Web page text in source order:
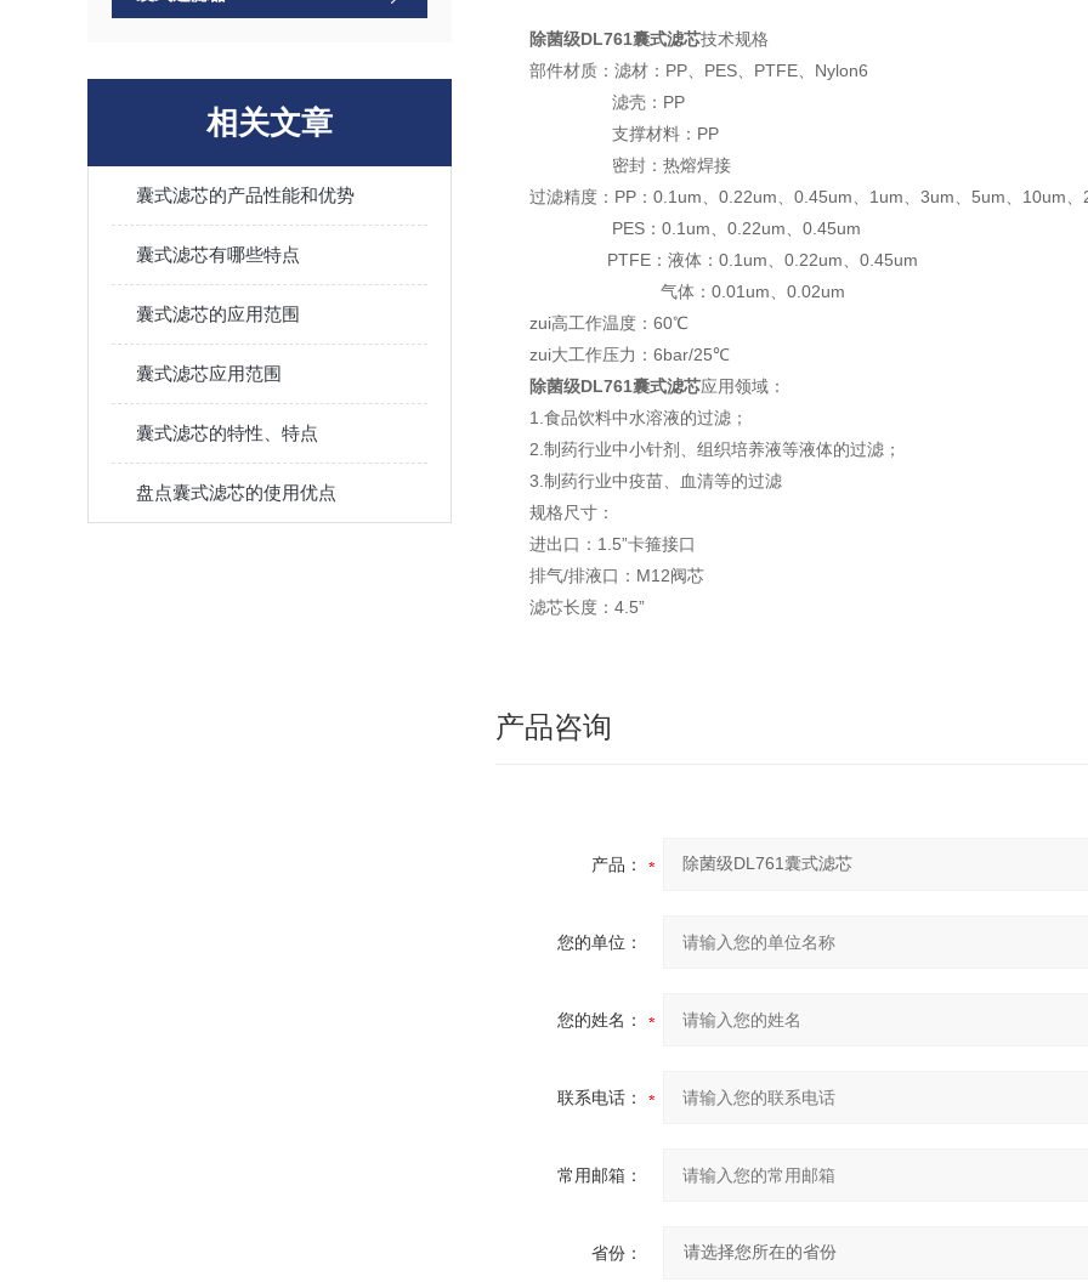
相关文章
囊式滤芯的产品性能和优势
囊式滤芯有哪些特点
囊式滤芯的应用范围
囊式滤芯应用范围
囊式滤芯的特性、特点
盘点囊式滤芯的使用优点
除菌级DL761囊式滤芯技术规格
部件材质：滤材：PP、PES、PTFE、Nylon6
滤壳：PP
支撑材料：PP
密封：热熔焊接
过滤精度：PP：0.1um、0.22um、0.45um、1um、3um、5um、10um
PES：0.1um、0.22um、0.45um
PTFE：液体：0.1um、0.22um、0.45um
气体：0.01um、0.02um
zui高工作温度：60℃
zui大工作压力：6bar/25℃
除菌级DL761囊式滤芯应用领域：
1.食品饮料中水溶液的过滤；
2.制药行业中小针剂、组织培养液等液体的过滤；
3.制药行业中疫苗、血清等的过滤
规格尺寸：
进出口：1.5”卡箍接口
排气/排液口：M12阀芯
滤芯长度：4.5”
产品咨询
产品：
您的单位：
您的姓名：
联系电话：
常用邮箱：
省份：